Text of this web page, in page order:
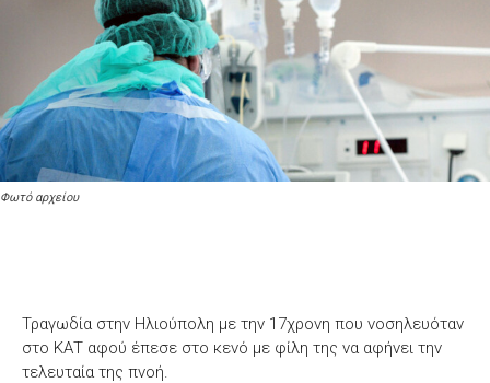
Φωτό αρχείου
Τραγωδία στην Ηλιούπολη με την 17χρονη που νοσηλευόταν
στο ΚΑΤ αφού έπεσε στο κενό με φίλη της να αφήνει την
τελευταία της πνοή.